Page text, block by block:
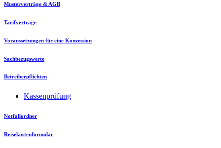
Musterverträge & AGB
Tarifverträge
Voraussetzungen für eine Konzession
Sachbezugswerte
Betreiberpflichten
Kassenprüfung
Notfallordner
Reisekostenformular